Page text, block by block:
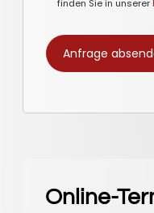
finden Sie in unserer
Online-